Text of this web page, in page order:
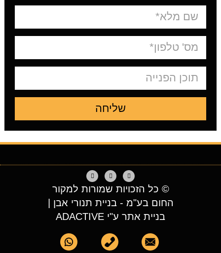
שליחה
© כל הזכויות שמורות למקור
החום בע"מ - בניית תנורי אבן |
בניית אתר ע"י ADACTIVE